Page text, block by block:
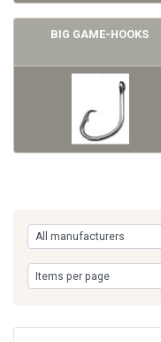
BIG GAME-HOOKS